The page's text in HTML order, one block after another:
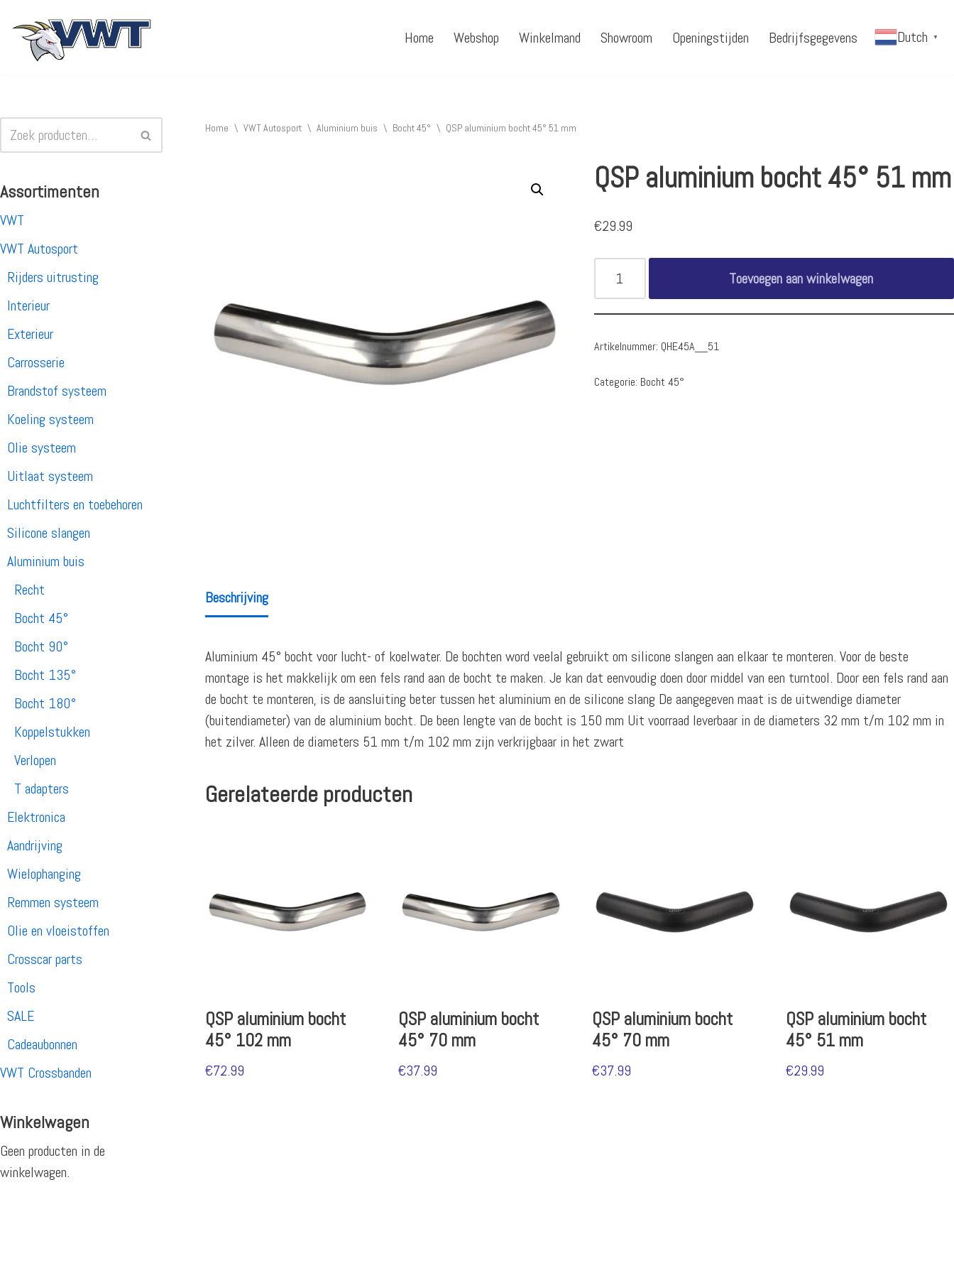
Ga
Home Webshop Winkelmand Showroom Openingstijden Bedrijfsgegevens Dutch ▼
Assortimenten
VWT
VWT Autosport
Rijders uitrusting
Interieur
Exterieur
Carrosserie
Brandstof systeem
Koeling systeem
Olie systeem
Uitlaat systeem
Luchtfilters en toebehoren
Silicone slangen
Aluminium buis
Recht
Bocht 45°
Bocht 90°
Bocht 135°
Bocht 180°
Koppelstukken
Verlopen
T adapters
Elektronica
Aandrijving
Wielophanging
Remmen systeem
Olie en vloeistoffen
Crosscar parts
Tools
SALE
Cadeaubonnen
VWT Crossbanden
Winkelwagen
Geen producten in de
winkelwagen.
Home \ VWT Autosport \ Aluminium buis \ Bocht 45° \ QSP aluminium bocht 45° 51 mm
QSP aluminium bocht 45° 51 mm
€29.99
Toevoegen aan winkelwagen
Artikelnummer: QHE45A__51
Categorie: Bocht 45°
Beschrijving
Aluminium 45° bocht voor lucht- of koelwater. De bochten word veelal gebruikt om silicone slangen aan elkaar te monteren. Voor de beste
montage is het makkelijk om een fels rand aan de bocht te maken. Je kan dat eenvoudig doen door middel van een turntool. Door een fels rand aan
de bocht te monteren, is de aansluiting beter tussen het aluminium en de silicone slang De aangegeven maat is de uitwendige diameter
(buitendiameter) van de aluminium bocht. De been lengte van de bocht is 150 mm Uit voorraad leverbaar in de diameters 32 mm t/m 102 mm in
het zilver. Alleen de diameters 51 mm t/m 102 mm zijn verkrijgbaar in het zwart
Gerelateerde producten
QSP aluminium bocht
45° 102 mm
€72.99
QSP aluminium bocht
45° 70 mm
€37.99
QSP aluminium bocht
45° 70 mm
€37.99
QSP aluminium bocht
45° 51 mm
€29.99